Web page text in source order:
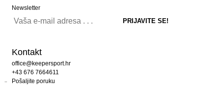
Newsletter
Kontakt
office@keepersport.hr
+43 676 7664611
Pošaljite poruku